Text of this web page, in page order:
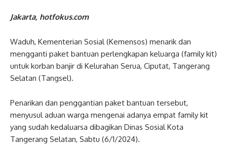
Jakarta, hotfokus.com
Waduh, Kementerian Sosial (Kemensos) menarik dan
mengganti paket bantuan perlengkapan keluarga (family kit)
untuk korban banjir di Kelurahan Serua, Ciputat, Tangerang
Selatan (Tangsel).
Penarikan dan penggantian paket bantuan tersebut,
menyusul aduan warga mengenai adanya empat family kit
yang sudah kedaluarsa dibagikan Dinas Sosial Kota
Tangerang Selatan, Sabtu (6/1/2024).